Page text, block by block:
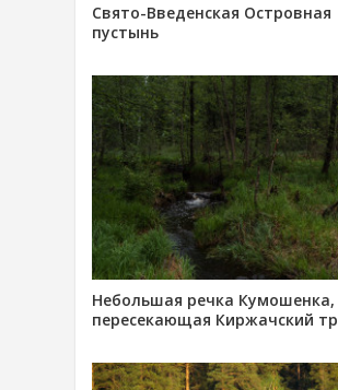
Свято-Введенская Островная
пустынь
Небольшая речка Кумошенка,
пересекающая Киржачский